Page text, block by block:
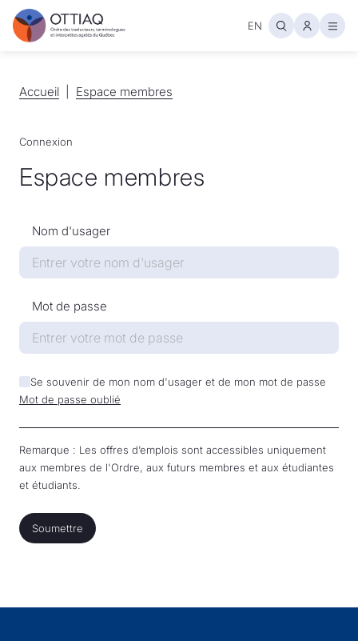
EN
Accueil
Accueil Espace membres
Espace membres
Connexion
Espace membres
Nom d'usager
Mot de passe
Se souvenir de mon nom d'usager et de mon mot de passe
Mot de passe oublié
Remarque : Les offres d’emplois sont accessibles uniquement
aux membres de l'Ordre, aux futurs membres et aux étudiantes
et étudiants.
Soumettre
Soumettre